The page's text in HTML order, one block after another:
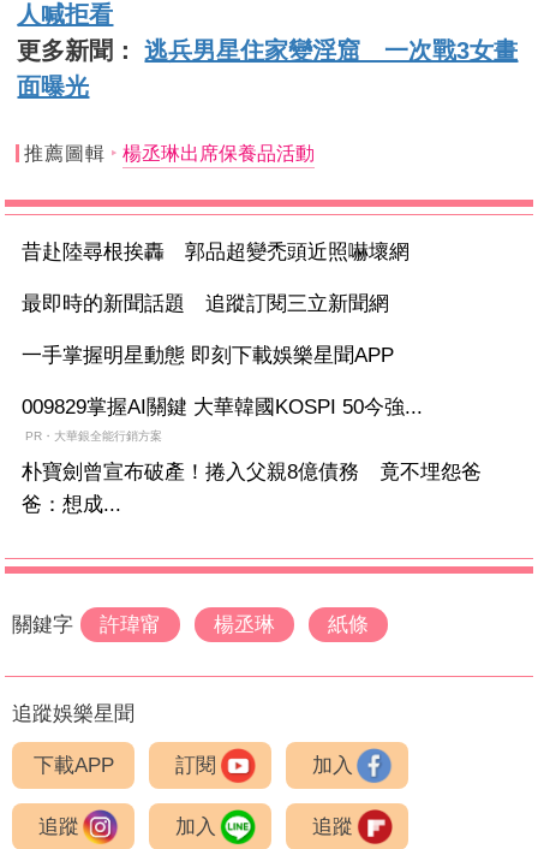
人喊拒看
更多新聞：逃兵男星住家變淫窟 一次戰3女畫
面曝光
推薦圖輯 楊丞琳出席保養品活動
昔赴陸尋根挨轟 郭品超變禿頭近照嚇壞網
最即時的新聞話題 追蹤訂閱三立新聞網
一手掌握明星動態 即刻下載娛樂星聞APP
009829掌握AI關鍵 大華韓國KOSPI 50今強...
PR・大華銀全能行銷方案
朴寶劍曾宣布破產！捲入父親8億債務 竟不埋怨爸
爸：想成...
關鍵字 許瑋甯 楊丞琳 紙條
追蹤娛樂星聞
下載APP 訂閱 加入
追蹤 加入 追蹤